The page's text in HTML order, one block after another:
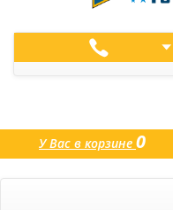
У Вас в корзине0
товаров